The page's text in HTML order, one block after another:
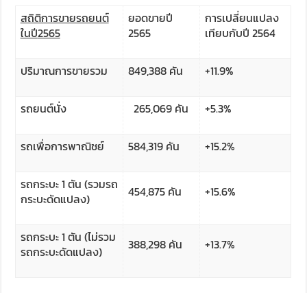
สถิติการขายรถยนต์
ในปี2565
ยอดขายปี
2565
การเปลี่ยนแปลง
เทียบกับปี 2564
ปริมาณการขายรวม 849,388 คัน +11.9%
รถยนต์นั่ง 265,069 คัน +5.3%
รถเพื่อการพาณิชย์ 584,319 คัน +15.2%
รถกระบะ 1 ตัน (รวมรถ
กระบะดัดแปลง)
454,875 คัน +15.6%
รถกระบะ 1 ตัน (ไม่รวม
รถกระบะดัดแปลง)
388,298 คัน +13.7%